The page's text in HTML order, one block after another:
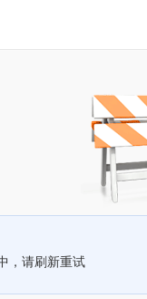
，请刷新重试